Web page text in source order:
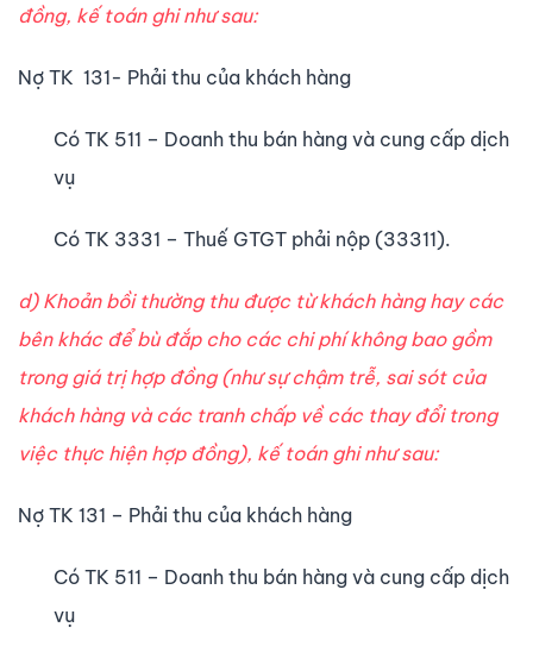
đồng, kế toán ghi như sau:
Nợ TK 131- Phải thu của khách hàng
Có TK 511 – Doanh thu bán hàng và cung cấp dịch
vụ
Có TK 3331 – Thuế GTGT phải nộp (33311).
d) Khoản bồi thường thu được từ khách hàng hay các
bên khác để bù đắp cho các chi phí không bao gồm
trong giá trị hợp đồng (như sự chậm trễ, sai sót của
khách hàng và các tranh chấp về các thay đổi trong
việc thực hiện hợp đồng), kế toán ghi như sau:
Nợ TK 131 – Phải thu của khách hàng
Có TK 511 – Doanh thu bán hàng và cung cấp dịch
vụ